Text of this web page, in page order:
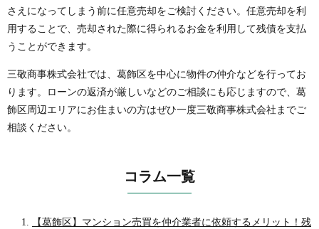
さえになってしまう前に任意売却をご検討ください。任意売却を利
用することで、売却された際に得られるお金を利用して残債を支払
うことができます。
三敬商事株式会社では、葛飾区を中心に物件の仲介などを行ってお
ります。ローンの返済が厳しいなどのご相談にも応じますので、葛
飾区周辺エリアにお住まいの方はぜひ一度三敬商事株式会社までご
相談ください。
コラム一覧
【葛飾区】マンション売買を仲介業者に依頼するメリット！残